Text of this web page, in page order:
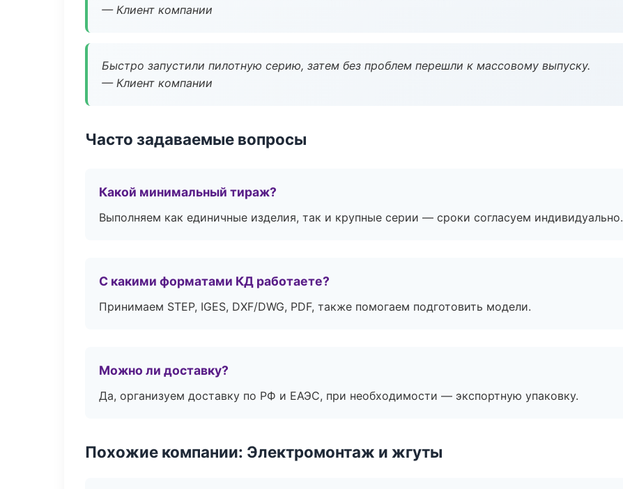
— Клиент компании
Быстро запустили пилотную серию, затем без проблем перешли к массовому выпуску.
— Клиент компании
Часто задаваемые вопросы
Какой минимальный тираж?
Выполняем как единичные изделия, так и крупные серии — сроки согласуем индивидуально.
С какими форматами КД работаете?
Принимаем STEP, IGES, DXF/DWG, PDF, также помогаем подготовить модели.
Можно ли доставку?
Да, организуем доставку по РФ и ЕАЭС, при необходимости — экспортную упаковку.
Похожие компании: Электромонтаж и жгуты